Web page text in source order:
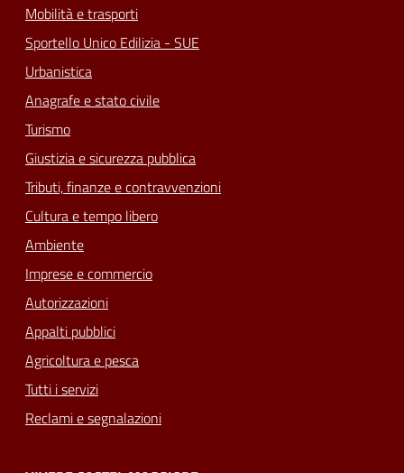
Mobilità e trasporti
Sportello Unico Edilizia - SUE
Urbanistica
Anagrafe e stato civile
Turismo
Giustizia e sicurezza pubblica
Tributi, finanze e contravvenzioni
Cultura e tempo libero
Ambiente
Imprese e commercio
Autorizzazioni
Appalti pubblici
Agricoltura e pesca
Tutti i servizi
Reclami e segnalazioni